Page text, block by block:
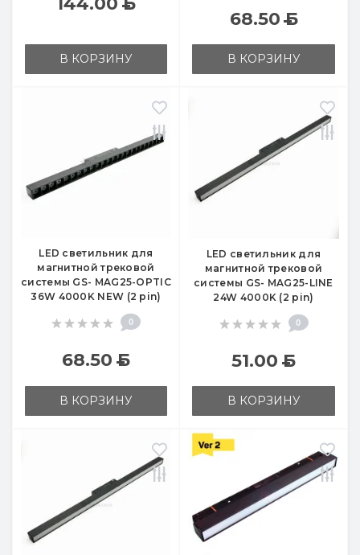
В КОРЗИНУ
68.50Б
В КОРЗИНУ
LED светильник для
магнитной трековой
системы GS- MAG25-OPTIC
36W 4000K NEW (2 pin)
0
68.50Б
В КОРЗИНУ
LED светильник для
магнитной трековой
системы GS- MAG25-LINE
24W 4000K (2 pin)
0
51.00Б
В КОРЗИНУ